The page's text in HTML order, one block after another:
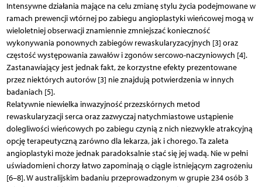
Intensywne działania mające na celu zmianę stylu życia podejmowane w
ramach prewencji wtórnej po zabiegu angioplastyki wieńcowej mogą w
wieloletniej obserwacji znamiennie zmniejszać konieczność
wykonywania ponownych zabiegów rewaskularyzacyjnych [3] oraz
częstość występowania zawałów i zgonów sercowo-naczyniowych [4].
Zastanawiający jest jednak fakt, że korzystne efekty prezentowane
przez niektórych autorów [3] nie znajdują potwierdzenia w innych
badaniach [5].
Relatywnie niewielka inwazyjność przezskórnych metod
rewaskularyzacji serca oraz zazwyczaj natychmiastowe ustąpienie
dolegliwości wieńcowych po zabiegu czynią z nich niezwykle atrakcyjną
opcję terapeutyczną zarówno dla lekarza, jak i chorego. Ta zaleta
angioplastyki może jednak paradoksalnie stać się jej wadą. Nie w pełni
uświadomieni chorzy łatwo zapominają o ciągle istniejącym zagrożeniu
[6–8]. W australijskim badaniu przeprowadzonym w grupie 234 osób 3